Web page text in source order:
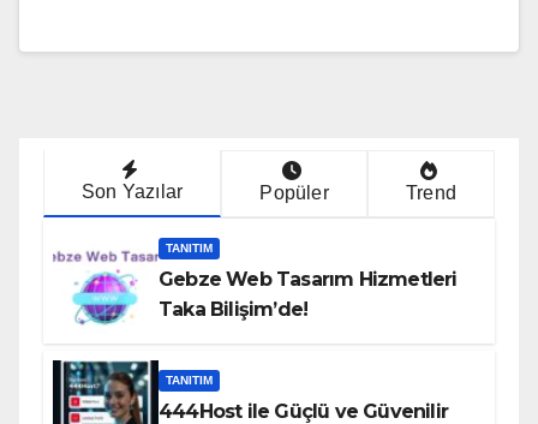
Son Yazılar Popüler Trend
TANITIM
Gebze Web Tasarım Hizmetleri
Taka Bilişim’de!
TANITIM
444Host ile Güçlü ve Güvenilir